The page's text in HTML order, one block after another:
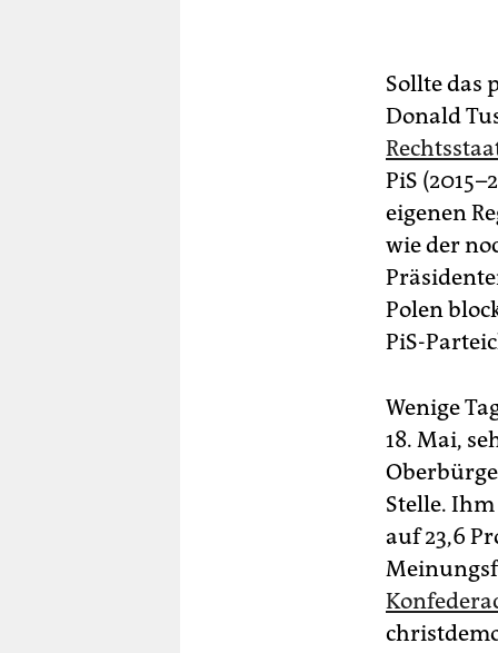
Sollte das
Donald
PiS
eigenen
wie der
Polen
PiS-
Wenige
18. Mai,
Stelle.
auf 23,6